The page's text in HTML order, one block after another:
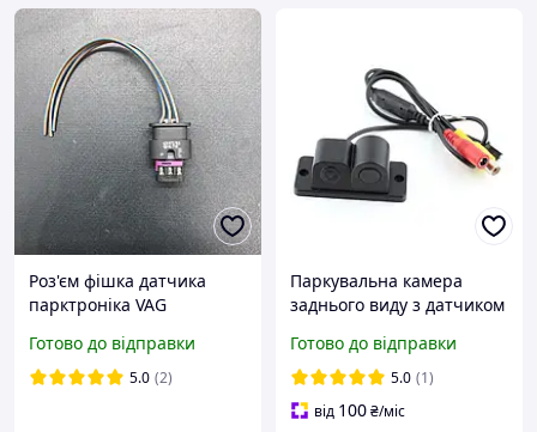
Роз'єм фішка датчика
парктроніка VAG
Готово до відправки
5.0 (2)
Паркувальна камера
заднього виду з датчиком
Сенсор 3089 CCD 928*520
Готово до відправки
5.0 (1)
від 100₴/міс